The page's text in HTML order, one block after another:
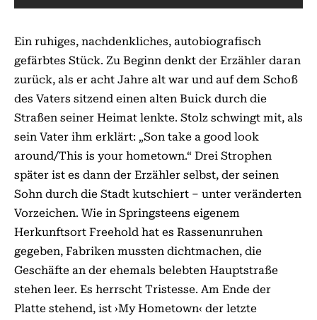
Ein ruhiges, nachdenkliches, autobiografisch
gefärbtes Stück. Zu Beginn denkt der Erzähler daran
zurück, als er acht Jahre alt war und auf dem Schoß
des Vaters sitzend einen alten Buick durch die
Straßen seiner Heimat lenkte. Stolz schwingt mit, als
sein Vater ihm erklärt: „Son take a good look
around/This is your hometown.“ Drei Strophen
später ist es dann der Erzähler selbst, der seinen
Sohn durch die Stadt kutschiert – unter veränderten
Vorzeichen. Wie in Springsteens eigenem
Herkunftsort Freehold hat es Rassenunruhen
gegeben, Fabriken mussten dichtmachen, die
Geschäfte an der ehemals belebten Hauptstraße
stehen leer. Es herrscht Tristesse. Am Ende der
Platte stehend, ist ›My Hometown‹ der letzte